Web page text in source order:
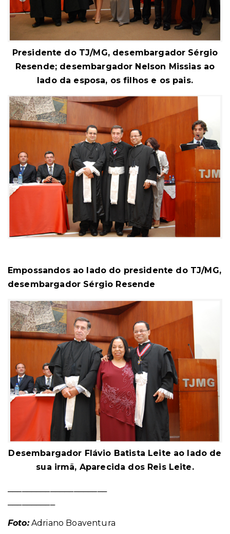
Presidente do TJ/MG, desembargador Sérgio
Resende; desembargador Nelson Missias ao
lado da esposa, os filhos e os pais.
Empossandos ao lado do presidente do TJ/MG,
desembargador Sérgio Resende
Desembargador Flávio Batista Leite ao lado de
sua irmã, Aparecida dos Reis Leite.
Foto:Adriano Boaventura